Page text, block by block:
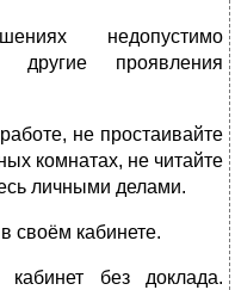
недопустимо
другие проявления
не простаивайте
комнатах, не читайте
личными делами.
своём кабинете.
без доклада.